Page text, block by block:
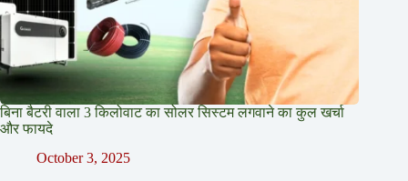
बिना बैटरी वाला 3 किलोवाट का सोलर सिस्टम लगवाने का कुल खर्चा
और फायदे
October 3, 2025